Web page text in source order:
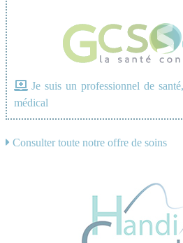
Je suis un professionnel de
médical
Consulter toute notre offre de soins